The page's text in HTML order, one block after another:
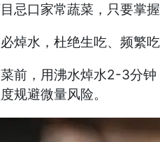
口家常蔬菜，只要掌握
水，杜绝生吃、频繁吃
，用沸水焯水2-3分钟
规避微量风险。